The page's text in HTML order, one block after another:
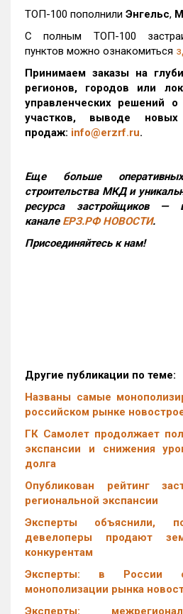
ТОП-100 пополнили Энгельс,
С полным ТОП-100
пунктов можно ознакомиться
Принимаем заказы на
регионов, городов или
управленческих решений
участков, выводе новых
продаж: info@erzrf.ru.
Еще больше
строительства МКД и
ресурса застройщиков —
канале ЕРЗ.РФ НОВОСТИ.
Присоединяйтесь к нам!
Другие публикации по теме:
Названы самые
российском рынке
ГК Самолет продолжает
экспансии и снижения
долга
Опубликован рейтинг
региональной экспансии
Эксперты объяснили,
девелоперы продают
конкурентам
Эксперты: в России
монополизации рынка
Эксперты: